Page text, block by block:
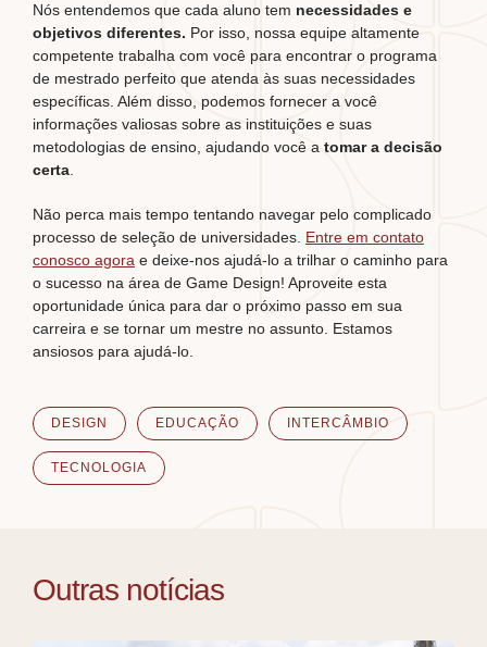
Nós entendemos que cada aluno tem necessidades e
objetivos diferentes. Por isso, nossa equipe altamente
competente trabalha com você para encontrar o programa
de mestrado perfeito que atenda às suas necessidades
específicas. Além disso, podemos fornecer a você
informações valiosas sobre as instituições e suas
metodologias de ensino, ajudando você a tomar a decisão
certa
Não perca mais tempo tentando navegar pelo complicado
processo de seleção de universidades. Entre em contato
conosco agora e deixe-nos ajudá-lo a trilhar o caminho para
o sucesso na área de Game Design! Aproveite esta
oportunidade única para dar o próximo passo em sua
carreira e se tornar um mestre no assunto. Estamos
ansiosos para ajudá-lo.
DESIGN EDUCAÇÃO INTERCÂMBIO
TECNOLOGIA
Outras notícias